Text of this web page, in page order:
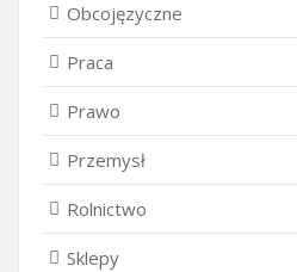
Obcojęzyczne
Praca
Prawo
Przemysł
Rolnictwo
Sklepy